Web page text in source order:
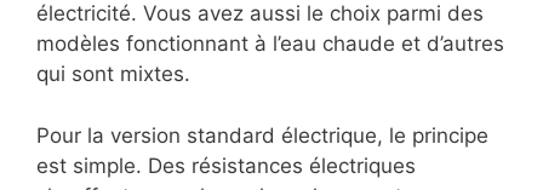
électricité. Vous avez aussi le choix parmi des
modèles fonctionnant à l’eau chaude et d’autres
qui sont mixtes.
Pour la version standard électrique, le principe
est simple. Des résistances électriques